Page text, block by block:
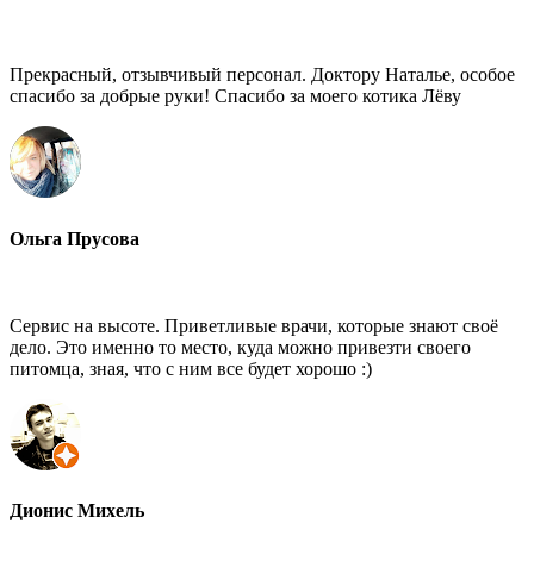
Прекрасный, отзывчивый персонал. Доктору Наталье, особое
спасибо за добрые руки! Спасибо за моего котика Лёву
Ольга Прусова
Сервис на высоте. Приветливые врачи, которые знают своё
дело. Это именно то место, куда можно привезти своего
питомца, зная, что с ним все будет хорошо :)
Дионис Михель